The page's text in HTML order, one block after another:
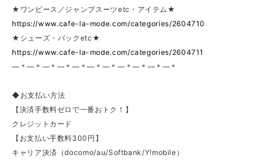
★ワンピース／ジャンプスーツetc・アイテム★
https://www.cafe-la-mode.com/categories/2604710
★シューズ・バックetc★
https://www.cafe-la-mode.com/categories/2604711
—＊—＊—＊—＊—＊—＊—＊—＊—＊—＊—＊
◆お支払い方法
【決済手数料ゼロで一番おトク！】
クレジットカード
【お支払い手数料300円】
キャリア決済（docomo/au/Softbank/Y!mobile）